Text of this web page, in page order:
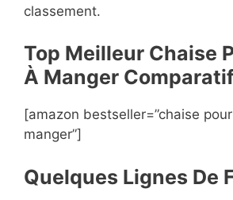
classement.
Top Meilleur Chaise
À Manger Comparat
[amazon bestseller=”chaise
manger”]
Quelques Lignes De